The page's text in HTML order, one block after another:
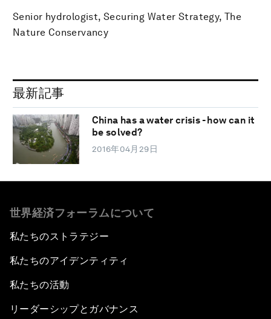
Senior hydrologist, Securing Water Strategy, The
Nature Conservancy
最新記事
China has a water crisis - how can it
be solved?
2016年04月29日
世界経済フォーラムについて
私たちのストラテジー
私たちのアイデンティティ
私たちの活動
リーダーシップとガバナンス